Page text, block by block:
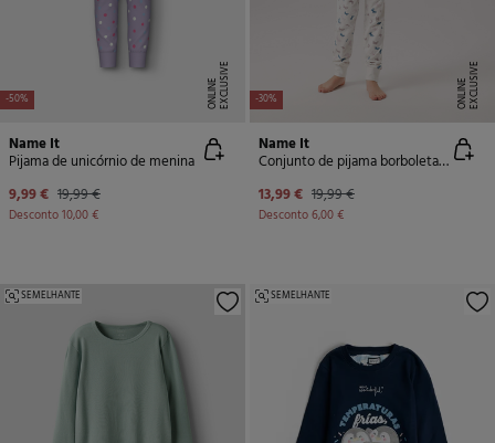
-50% E
X
C
L
U
SI
V
E
O
N
LI
N
E
Name It
Pijama de unicórnio de menina
9,99 € 19,99 €
Desconto10,00 €
-30% E
X
C
L
U
SI
V
E
O
N
LI
N
E
Name It
Conjunto de pijama borboleta de menina
13,99 € 19,99 €
Desconto6,00 €
SEMELHANTE SEMELHANTE